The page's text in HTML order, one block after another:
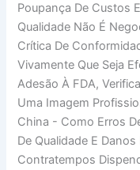
Poupança De Custos
Qualidade Não É
Crítica De
Vivamente Que Seja
Adesão À FDA,
Uma Imagem
China - Como Erros
De Qualidade E
Contratempos